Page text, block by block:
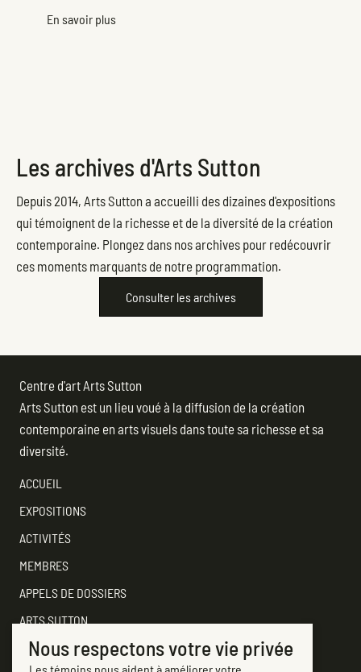
En savoir plus
Les archives d'Arts Sutton
Depuis 2014, Arts Sutton a accueilli des dizaines d'expositions
qui témoignent de la richesse et de la diversité de la création
contemporaine. Plongez dans nos archives pour redécouvrir
ces moments marquants de notre programmation.
Consulter les archives
Centre d'art Arts Sutton
Arts Sutton est un lieu voué à la diffusion de la création
contemporaine en arts visuels dans toute sa richesse et sa
diversité.
ACCUEIL
EXPOSITIONS
ACTIVITÉS
MEMBRES
APPELS DE DOSSIERS
ARTS SUTTON
SOUTENEZ
Nous respectons votre vie privée